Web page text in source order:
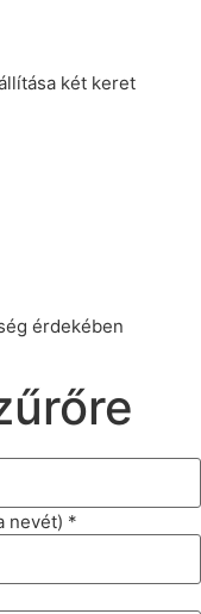
két keret
érdekében
nevét) *